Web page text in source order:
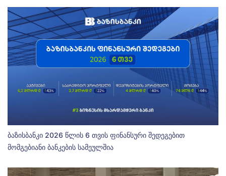
ბაზისბანკი 2026 წლის 6 თვის ფინანსური შედეგებით
მომგებიანი ბანკების სამეულშია